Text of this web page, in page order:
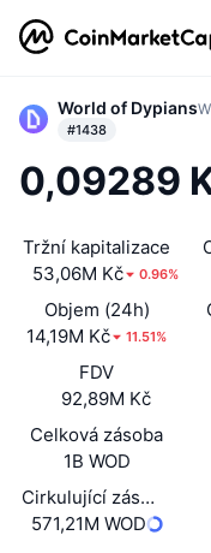
World of Dypians
#1438
0,09289
Tržní kapitalizace
53,06M Kč
0.96%
Objem (24h)
14,19M Kč
11.51%
FDV
92,89M Kč
Celková zásoba
1B WOD
Cirkulující zásoba
571,21M WOD